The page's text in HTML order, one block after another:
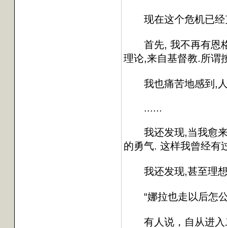
现在这个危机已经
首先, 我不再有恩格
理论,来自基督教.所谓
我也痛苦地感到,人
......
我还发现,当我愈来
的勇气. 这样我曾经有
我还发现,甚至理想
“娜拉也走以后怎公
有人说，自从进入